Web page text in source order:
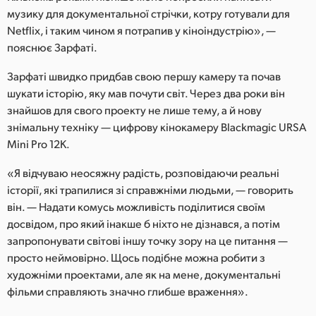
New Zealand
Poland
Portugal
Singapore
Spain
Sweden
Chinese Taipei
музику для документальної стрічки, котру готували для
Netflix, і таким чином я потрапив у кіноіндустрію», —
пояснює Зарфаті.
Зарфаті швидко придбав свою першу камеру та почав
шукати історію, яку мав почути світ. Через два роки він
знайшов для свого проекту не лише тему, а й нову
знімальну техніку — цифрову кінокамеру Blackmagic URSA
Mini Pro 12K.
«Я відчуваю неосяжну радість, розповідаючи реальні
історії, які трапилися зі справжніми людьми, — говорить
він. — Надати комусь можливість поділитися своїм
досвідом, про який інакше б ніхто не дізнався, а потім
запропонувати світові іншу точку зору на це питання —
просто неймовірно. Щось подібне можна робити з
художніми проектами, але як на мене, документальні
фільми справляють значно глибше враження».